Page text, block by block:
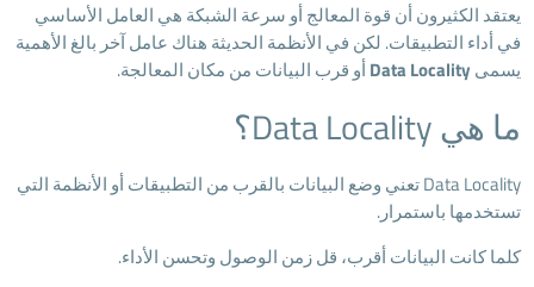
يعتقد الكثيرون أن قوة المعالج أو سرعة الشبكة هي العامل الأساسي
في أداء التطبيقات. لكن في الأنظمة الحديثة هناك عامل آخر بالغ الأهمية
يسمى Data Localityأو قرب البيانات من مكان المعالجة.
ما هي Data Locality؟
Data Locality تعني وضع البيانات بالقرب من التطبيقات أو الأنظمة التي
تستخدمها باستمرار.
كلما كانت البيانات أقرب، قل زمن الوصول وتحسن الأداء.